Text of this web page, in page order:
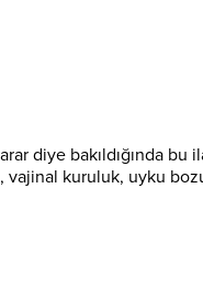
diye bakıldığında bu
kuruluk, uyku